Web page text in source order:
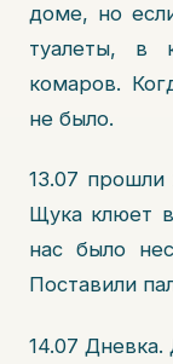
доме, но
туалеты, в
комаров.
не было.
13.07 прошли
Щука клюет
нас было
Поставили
14.07